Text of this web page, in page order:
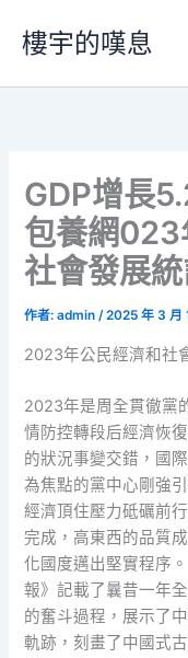
要
樓宇的嘆息
GDP增長
包養網023
社會發展
作者:admin/2025 年 3 月
2023年公民經濟和社
2023年是周全貫徹黨
情防控轉段后經濟恢
的狀況事變交錯，國
為焦點的黨中心剛強
經濟頂住壓力砥礪前
完成，高東西的品質
化國度邁出堅實程序
報》記載了曩昔一年
的奮斗過程，展示了
軌跡，刻畫了中國式